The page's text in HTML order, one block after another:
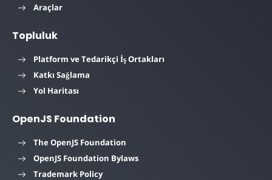
Araçlar
Topluluk
Platform ve Tedarikçi İş Ortakları
Katkı Sağlama
Yol Haritası
OpenJS Foundation
The OpenJS Foundation
OpenJS Foundation Bylaws
Trademark Policy